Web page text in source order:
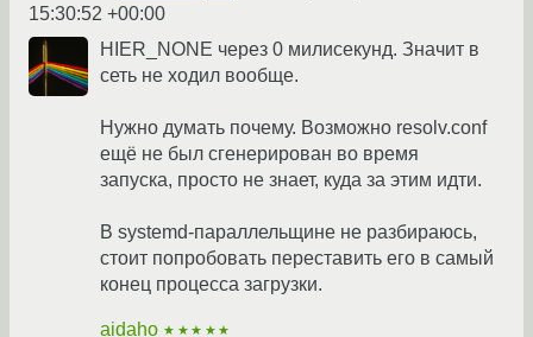
15:30:52 +00:00
HIER_NONE через 0 милисекунд. Значит в
сеть не ходил вообще.
Нужно думать почему. Возможно resolv.conf
ещё не был сгенерирован во время
запуска, просто не знает, куда за этим идти.
В systemd-параллельщине не разбираюсь,
стоит попробовать переставить его в самый
конец процесса загрузки.
aidaho ★★★★★